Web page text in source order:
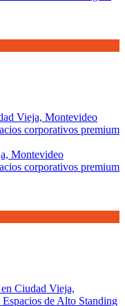
Montevideo
corporativos premium